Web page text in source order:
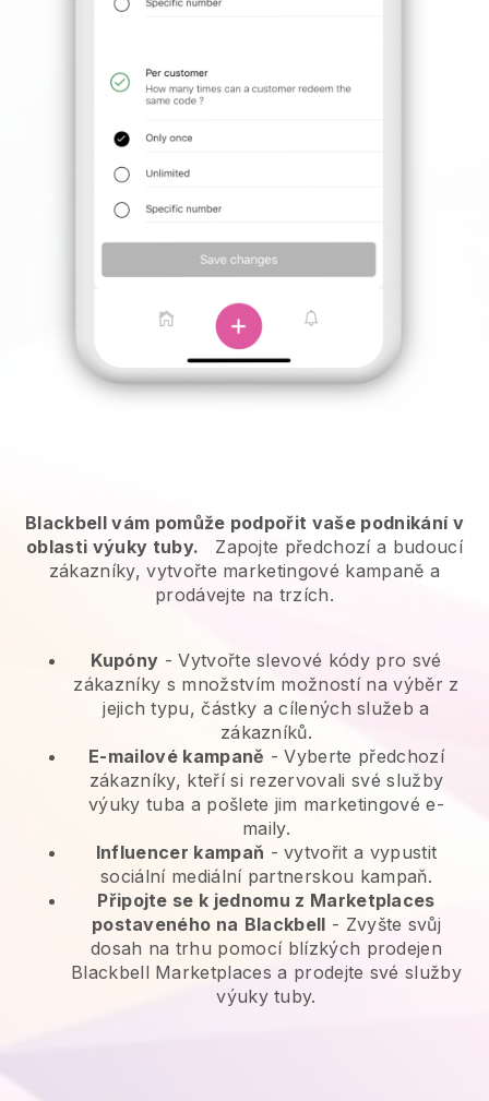
Blackbell vám pomůže podpořit vaše podnikání v
oblasti výuky tuby.
Zapojte předchozí a budoucí
zákazníky, vytvořte marketingové kampaně a
prodávejte na trzích.
Kupóny - Vytvořte slevové kódy pro své
zákazníky s množstvím možností na výběr z
jejich typu, částky a cílených služeb a
zákazníků.
E-mailové kampaně -Vyberte předchozí
zákazníky, kteří si rezervovali své služby
výuky tuba a pošlete jim marketingové e-
maily.
Influencer kampaň - vytvořit a vypustit
sociální mediální partnerskou kampaň.
Připojte se k jednomu z Marketplaces
postaveného na Blackbell - Zvyšte svůj
dosah na trhu pomocí blízkých prodejen
Blackbell Marketplaces a prodejte své služby
výuky tuby.